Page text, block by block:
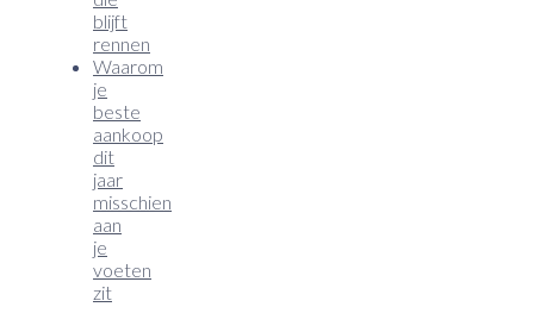
blijft
rennen
Waarom
je
beste
aankoop
dit
jaar
misschien
aan
je
voeten
zit